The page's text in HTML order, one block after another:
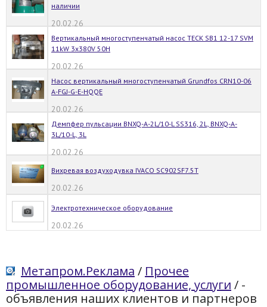
наличии
20.02.26
Вертикальный многоступенчатый насос TECK SB1 12-17 SVM
11kW 3x380V 50H
20.02.26
Насос вертикальный многоступенчатый Grundfos CRN10-06
A-FGJ-G-E-HQQE
20.02.26
Демпфер пульсации BNXQ-A-2L/10-L SS316, 2L, BNXQ-A-
3L/10-L, 3L
20.02.26
Вихревая воздуходувка IVACO SC902SF7.5T
20.02.26
Электротехническое оборудование
20.02.26
Метапром.Реклама / Прочее
промышленное оборудование, услуги / -
объявления наших клиентов и партнеров